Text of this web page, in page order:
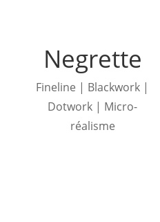
Negrette
Fineline | Blackwork |
Dotwork | Micro-
réalisme